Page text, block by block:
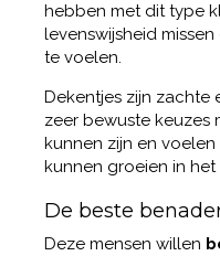
hebben met dit type
levenswijsheid
te voelen.
Dekentjes zijn
zeer bewuste keuzes
kunnen zijn en
kunnen groeien in het
De beste
Deze mensen willen